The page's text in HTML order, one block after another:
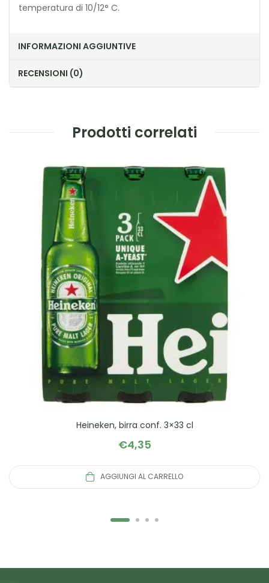
temperatura di 10/12° C.
INFORMAZIONI AGGIUNTIVE
RECENSIONI (0)
Prodotti correlati
Heineken, birra conf. 3×33 cl
€4,35
AGGIUNGI AL CARRELLO